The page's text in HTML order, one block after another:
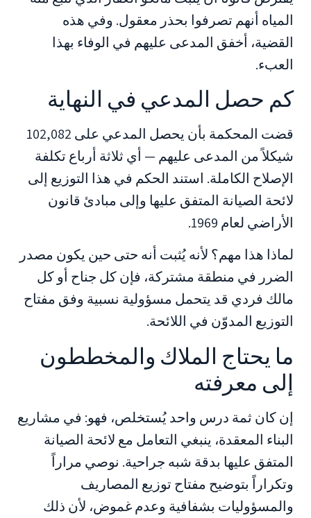
المياه أنهم تصرفوا بحذر معقول. وفي هذه
القضية، أخفق المدعى عليهم في الوفاء بهذا
العبء.
كم حصل المدعي في النهاية
قضت المحكمة بأن يحصل المدعي على 102,082
شيكلاً من المدعى عليهم — أي ثلاثة أرباع تكلفة
الإصلاح الكاملة. استند الحكم في هذا التوزيع إلى
لائحة الصيانة المتفق عليها وإلى مبادئ قانون
الأراضي لعام 1969.
لماذا هذا مهم؟ لأنه يُثبت أنه حتى حين يكون مصدر
الضرر في منطقة مشتركة، فإن كل جناح أو كل
مالك فردي قد يتحمل مسؤولية نسبية وفق مفتاح
التوزيع المدوّن في اللائحة.
ما يحتاج الملاك والمخططون
إلى معرفته
إن كان ثمة درس واحد يُستخلص، فهو: في مشاريع
البناء المعقدة، ينبغي التعامل مع لائحة الصيانة
المتفق عليها بدقة شبه جراحية. نوصي مراراً
وتكراراً بتوضيح مفتاح توزيع المصاريف
والمسؤوليات بشفافية وعدم غموض، لأن ذلك